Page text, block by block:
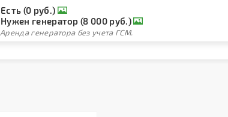
Есть (0 руб.)
Нужен генератор (8 000 руб.)
Аренда генератора без учета ГСМ.